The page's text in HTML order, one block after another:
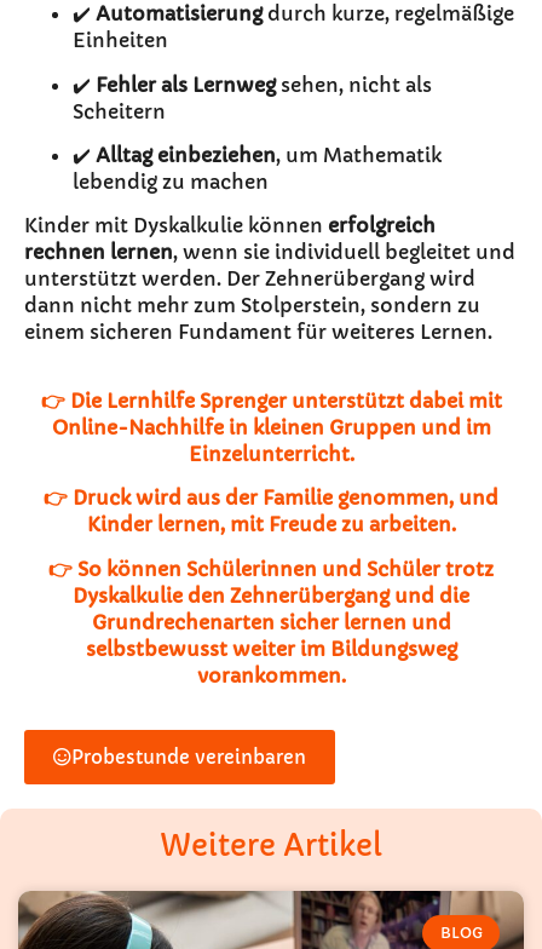
✔️ Automatisierungdurch kurze, regelmäßige
Einheiten
✔️ Fehler als Lernwegsehen, nicht als
Scheitern
✔️ Alltag einbeziehen, um Mathematik
lebendig zu machen
Kinder mit Dyskalkulie können erfolgreich
rechnen lernen, wenn sie individuell begleitet und
unterstützt werden. Der Zehnerübergang wird
dann nicht mehr zum Stolperstein, sondern zu
einem sicheren Fundament für weiteres Lernen.
👉 Die Lernhilfe Sprenger unterstützt dabei mit
Online-Nachhilfe in kleinen Gruppen und im
Einzelunterricht.
👉 Druck wird aus der Familie genommen, und
Kinder lernen, mit Freude zu arbeiten.
👉 So können Schülerinnen und Schüler trotz
Dyskalkulie den Zehnerübergang und die
Grundrechenarten sicher lernen und
selbstbewusst weiter im Bildungsweg
vorankommen.
Probestunde vereinbaren
Weitere Artikel
BLOG